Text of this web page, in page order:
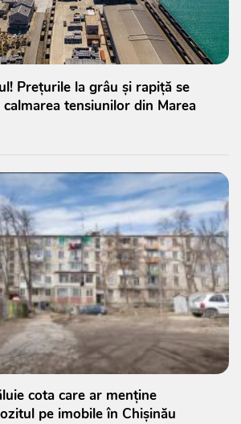
Prețurile la grâu și rapiță se
tensiunilor din Marea
cota care ar menține
pe imobile în Chișinău